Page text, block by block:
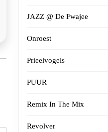
JAZZ @ De Fwajee
Onroest
Prieelvogels
PUUR
Remix In The Mix
Revolver